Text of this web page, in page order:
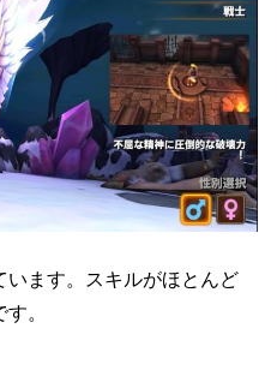
ます。スキルがほとんど
。